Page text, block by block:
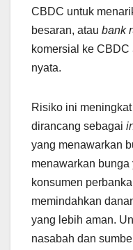
CBDC untuk
besaran, atau bank
komersial ke
nyata.
Risiko ini
dirancang sebagai
yang menawarkan
menawarkan
konsumen
memindahkan
yang lebih aman.
nasabah dan